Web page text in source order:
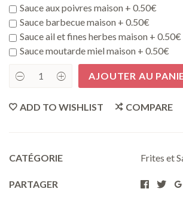
Sauce aux poivres maison + 0.50€
Sauce barbecue maison + 0.50€
Sauce ail et fines herbes maison + 0.50€
Sauce moutarde miel maison + 0.50€
Sauce
quantity
AJOUTER AU
ADD TO WISHLIST COMPARE
CATÉGORIE Frites et
PARTAGER